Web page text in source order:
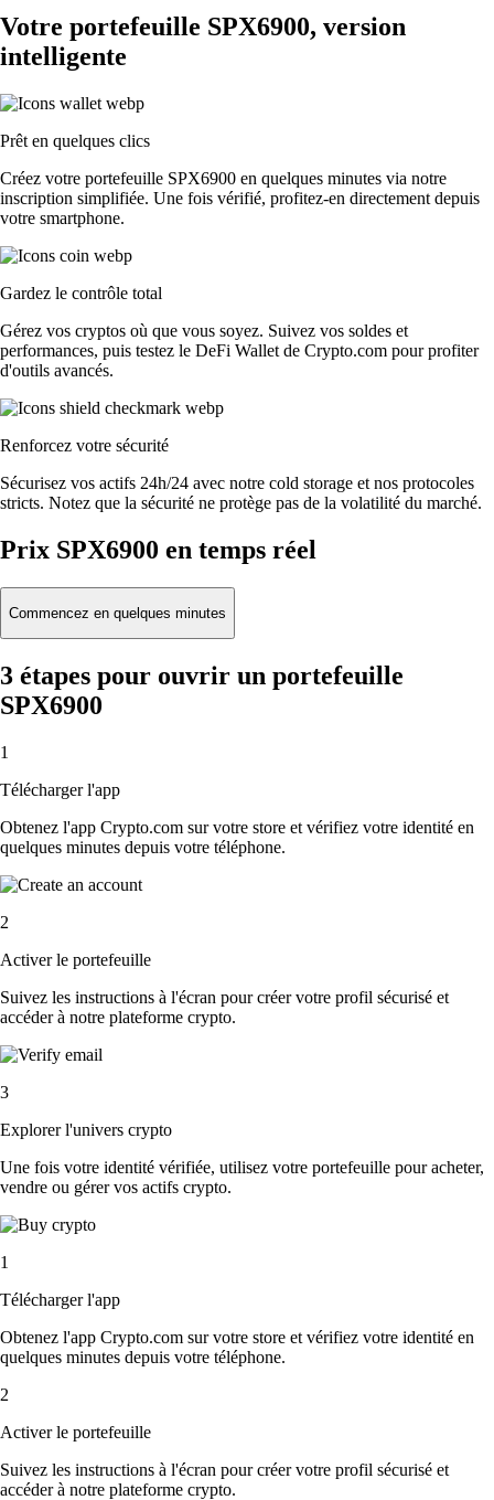
Votre portefeuille SPX6900, version
intelligente
Prêt en quelques clics
Créez votre portefeuille SPX6900 en quelques minutes via notre
inscription simplifiée. Une fois vérifié, profitez-en directement depuis
votre smartphone.
Gardez le contrôle total
Gérez vos cryptos où que vous soyez. Suivez vos soldes et
performances, puis testez le DeFi Wallet de Crypto.com pour profiter
d'outils avancés.
Renforcez votre sécurité
Sécurisez vos actifs 24h/24 avec notre cold storage et nos protocoles
stricts. Notez que la sécurité ne protège pas de la volatilité du marché.
Prix SPX6900 en temps réel
Commencez en quelques minutes
3 étapes pour ouvrir un portefeuille
SPX6900
1
Télécharger l'app
Obtenez l'app Crypto.com sur votre store et vérifiez votre identité en
quelques minutes depuis votre téléphone.
2
Activer le portefeuille
Suivez les instructions à l'écran pour créer votre profil sécurisé et
accéder à notre plateforme crypto.
3
Explorer l'univers crypto
Une fois votre identité vérifiée, utilisez votre portefeuille pour acheter,
vendre ou gérer vos actifs crypto.
1
Télécharger l'app
Obtenez l'app Crypto.com sur votre store et vérifiez votre identité en
quelques minutes depuis votre téléphone.
2
Activer le portefeuille
Suivez les instructions à l'écran pour créer votre profil sécurisé et
accéder à notre plateforme crypto.